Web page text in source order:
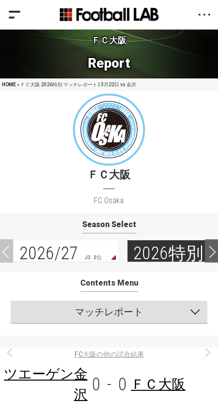
ＦＣ大阪
Report
HOME» ＦＣ大阪 2026特別 マッチレポート | 3月22日 vs 金沢
ＦＣ大阪
FC Osaka
Season Select
2026/27 J3. 3位 2026特別
Contents Menu
マッチレポート
FC大阪の他の試合結果
ツエーゲン金
沢 0 - 0 ＦＣ大阪